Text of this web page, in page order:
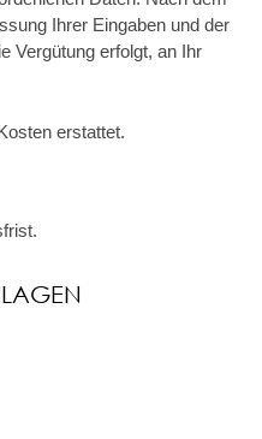
Ihrer Eingaben und der
Vergütung erfolgt, an Ihr
erstattet.